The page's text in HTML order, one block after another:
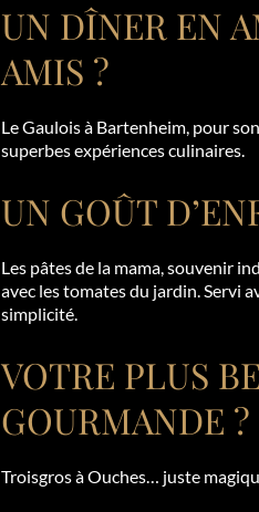
UN DÎNER EN
AMIS ?
Le Gaulois à Bartenheim, pour
superbes expériences culinaires.
UN GOÛT
Les pâtes de la mama, souvenir
avec les tomates du jardin. Servi
simplicité.
VOTRE PLUS
GOURMANDE ?
Troisgros à Ouches… juste